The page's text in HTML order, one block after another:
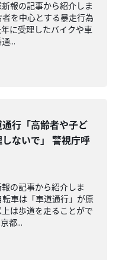
報の記事から紹介しま
を中心とする暴走行為
に受理したバイクや車
...
行「高齢者や子ど
ないで」 警視庁呼
の記事から紹介しま
車は「車道通行」が原
は歩道を走ることがで
都...